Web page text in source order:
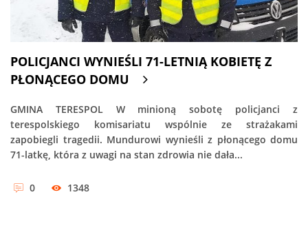
POLICJANCI WYNIEŚLI 71-LETNIĄ KOBIETĘ Z
PŁONĄCEGO DOMU
GMINA TERESPOL W minioną sobotę policjanci z
terespolskiego komisariatu wspólnie ze strażakami
zapobiegli tragedii. Mundurowi wynieśli z płonącego domu
71-latkę, która z uwagi na stan zdrowia nie dała...
0 1348